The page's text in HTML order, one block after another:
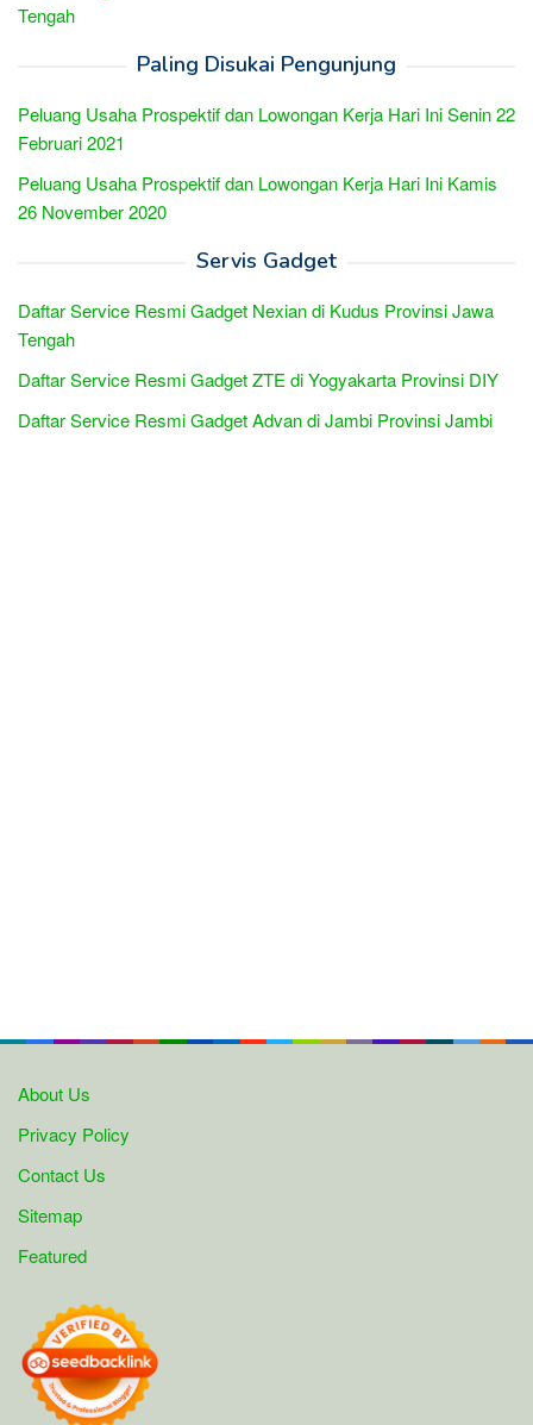
Tengah
Paling Disukai Pengunjung
Peluang Usaha Prospektif dan Lowongan Kerja Hari Ini Senin 22
Februari 2021
Peluang Usaha Prospektif dan Lowongan Kerja Hari Ini Kamis
26 November 2020
Servis Gadget
Daftar Service Resmi Gadget Nexian di Kudus Provinsi Jawa
Tengah
Daftar Service Resmi Gadget ZTE di Yogyakarta Provinsi DIY
Daftar Service Resmi Gadget Advan di Jambi Provinsi Jambi
About Us
Privacy Policy
Contact Us
Sitemap
Featured